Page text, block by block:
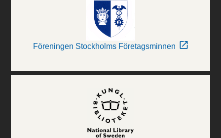
Föreningen Stockholms Företagsminnen